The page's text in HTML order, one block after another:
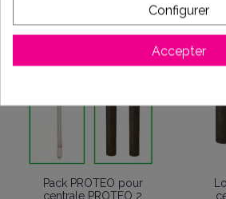
Pack PROTEO pour
centrale PROTEO 2
Configurer
Accepter